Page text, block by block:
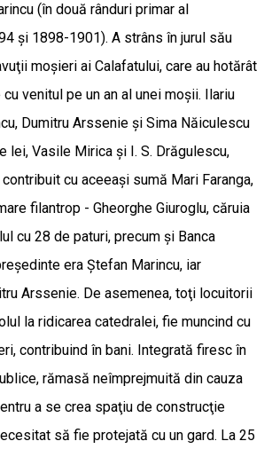
(în două rânduri primar al
şi 1898-1901). A strâns în jurul său
moşieri ai Calafatului, care au hotărât
venitul pe un an al unei moşii. Ilariu
Dumitru Arssenie şi Sima Năiculescu
lei, Vasile Mirica şi I. S. Drăgulescu,
cu aceeaşi sumă Mari Faranga,
filantrop - Gheorghe Giuroglu, căruia
cu 28 de paturi, precum şi Banca
era Ştefan Marincu, iar
Arssenie. De asemenea, toţi locuitorii
la ridicarea catedralei, fie muncind cu
contribuind în bani. Integrată firesc în
rămasă neîmprejmuită din cauza
a se crea spaţiu de construcţie
să fie protejată cu un gard. La 25